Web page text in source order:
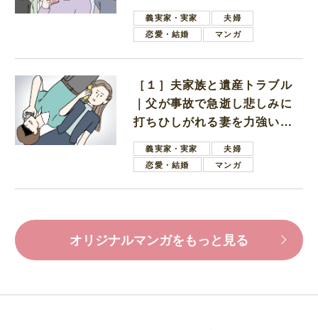
母義実家・実家
夫婦
恋愛・結婚
マンガ
［１］夫家族と遺産トラブル
｜父が事故で急逝し悲しみに
打ちひしがれる妻を力強い言
葉で励ます夫
義実家・実家
夫婦
恋愛・結婚
マンガ
オリジナルマンガをもっと見る